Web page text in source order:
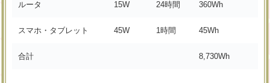
ルータ 15W 24時間 360Wh
スマホ・タブレット 45W 1時間 45Wh
合計 8,730Wh